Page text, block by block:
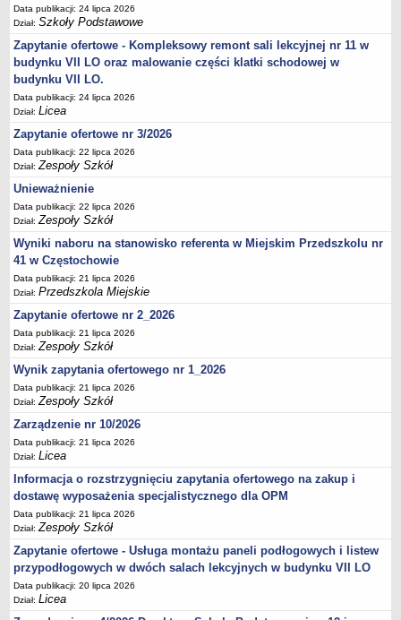
Ogłoszenia
Zarządzenia
Rejestry, ewidencje, archiwa
Kontrole
PONOWNE WYKORZYSTYWANIE
Sprawozdania
Deklaracja dostępności
DEKLARACJA DOSTĘPNOŚCI
OŚWIADCZENIA MAJĄTKOWE
PONOWNE WYKORZYSTYWANIE
UDOSTĘPNIANIE INFORMACJI PUBLICZNEJ
OCHRONA DANYCH OSOBOWYCH
Data publikacji: 24 lipca 2026
Dział:Szkoły Podstawowe
Zapytanie ofertowe - Kompleksowy remont sali lekcyjnej nr 11 w
budynku VII LO oraz malowanie części klatki schodowej w
budynku VII LO.
Data publikacji: 24 lipca 2026
Dział:Licea
Zapytanie ofertowe nr 3/2026
Data publikacji: 22 lipca 2026
Dział:Zespoły Szkół
Unieważnienie
Data publikacji: 22 lipca 2026
Dział:Zespoły Szkół
Wyniki naboru na stanowisko referenta w Miejskim Przedszkolu nr
41 w Częstochowie
Data publikacji: 21 lipca 2026
Dział:Przedszkola Miejskie
Zapytanie ofertowe nr 2_2026
Data publikacji: 21 lipca 2026
Dział:Zespoły Szkół
Wynik zapytania ofertowego nr 1_2026
Data publikacji: 21 lipca 2026
Dział:Zespoły Szkół
Zarządzenie nr 10/2026
Data publikacji: 21 lipca 2026
Dział:Licea
Informacja o rozstrzygnięciu zapytania ofertowego na zakup i
dostawę wyposażenia specjalistycznego dla OPM
Data publikacji: 21 lipca 2026
Dział:Zespoły Szkół
Zapytanie ofertowe - Usługa montażu paneli podłogowych i listew
przypodłogowych w dwóch salach lekcyjnych w budynku VII LO
Data publikacji: 20 lipca 2026
Dział:Licea